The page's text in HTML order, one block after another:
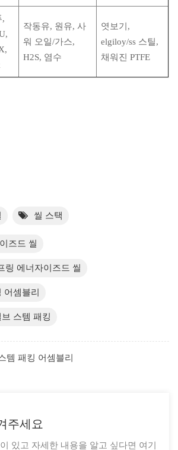
,
작동유, 원유, 사
워 오일/가스,
H2S, 염수
엿보기,
elgiloy/ss 스틸,
채워진 PTFE
씰 스택
즈드 씰
링 에너자이즈드 씰
어셈블리
스템 패킹
템 패킹 어셈블리
주세요
있고 자세한 내용을 알고 싶다면 여기